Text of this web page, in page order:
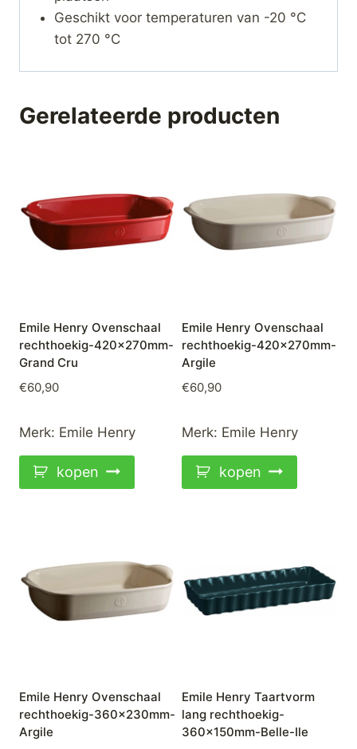
Geschikt voor temperaturen van -20 °C
tot 270 °C
Gerelateerde producten
Emile Henry Ovenschaal
rechthoekig-420x270mm-
Grand Cru
€60,90
Merk: Emile Henry
kopen
Emile Henry Ovenschaal
rechthoekig-420x270mm-
Argile
€60,90
Merk: Emile Henry
kopen
Emile Henry Ovenschaal
rechthoekig-360x230mm-
Argile
Emile Henry Taartvorm
lang rechthoekig-
360x150mm-Belle-Ile